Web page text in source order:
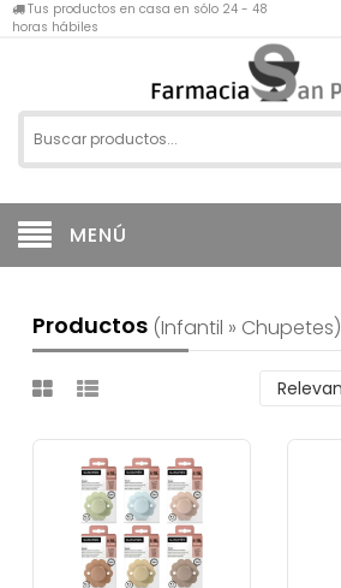
Tus productos en casa en sólo 24 - 48
horas hábiles
MENÚ
Productos (infantil » Chupetes)